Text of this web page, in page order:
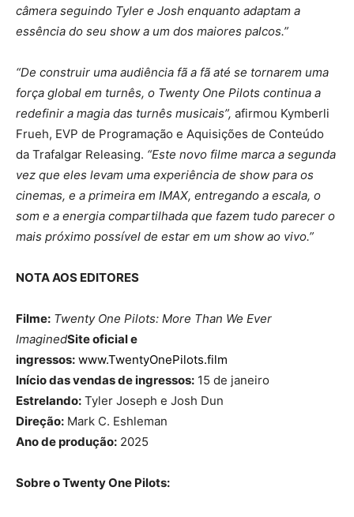
câmera seguindo Tyler e Josh enquanto adaptam a
essência do seu show a um dos maiores palcos.”
“De construir uma audiência fã a fã até se tornarem uma
força global em turnês, o Twenty One Pilots continua a
redefinir a magia das turnês musicais”, afirmou Kymberli
Frueh, EVP de Programação e Aquisições de Conteúdo
da Trafalgar Releasing. “Este novo filme marca a segunda
vez que eles levam uma experiência de show para os
cinemas, e a primeira em IMAX, entregando a escala, o
som e a energia compartilhada que fazem tudo parecer o
mais próximo possível de estar em um show ao vivo.”
NOTA AOS EDITORES
Filme: Twenty One Pilots: More Than We Ever
ImaginedSite oficial e
ingressos: www.TwentyOnePilots.film
Início das vendas de ingressos: 15 de janeiro
Estrelando: Tyler Joseph e Josh Dun
Direção: Mark C. Eshleman
Ano de produção: 2025
Sobre o Twenty One Pilots: